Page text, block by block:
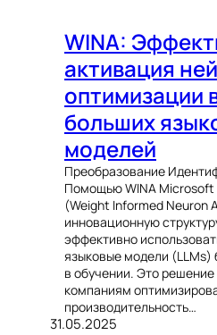
WINA:
активация
оптимизации
больших
моделей
Преобразование
Помощью WINA Microsoft
(Weight Informed Neuron
инновационную
эффективно
языковые модели (LLMs)
в обучении. Это
компаниям
производительность…
31.05.2025